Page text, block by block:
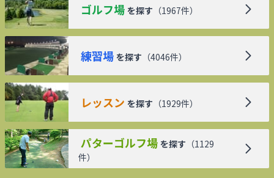
ゴルフ場 を探す （1967件）
練習場 を探す （4046件）
レッスン を探す （1929件）
パターゴルフ場 を探す （1129
件）